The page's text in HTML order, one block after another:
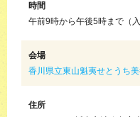
時間
午前9時から午後5時まで（
会場
香川県立東山魁夷せとうち
住所